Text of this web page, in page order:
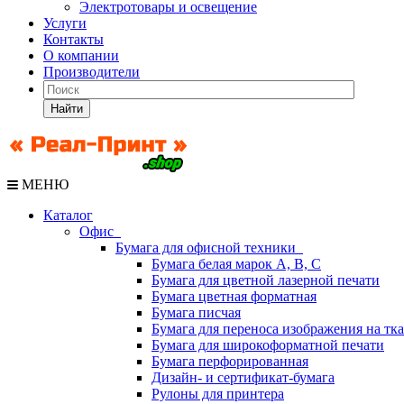
Электротовары и освещение
Услуги
Контакты
О компании
Производители
Найти
МЕНЮ
Каталог
Офис
Бумага для офисной техники
Бумага белая марок А, В, С
Бумага для цветной лазерной печати
Бумага цветная форматная
Бумага писчая
Бумага для переноса изображения на
Бумага для широкоформатной печати
Бумага перфорированная
Дизайн- и сертификат-бумага
Рулоны для принтера